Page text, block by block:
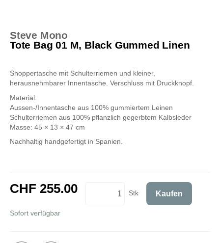
Steve Mono
Tote Bag 01 M, Black Gummed Linen
Shoppertasche mit Schulterriemen und kleiner,
herausnehmbarer Innentasche. Verschluss mit Druckknopf.
Material:
Aussen-/Innentasche aus 100% gummiertem Leinen
Schulterriemen aus 100% pflanzlich gegerbtem Kalbsleder
Masse: 45 × 13 × 47 cm
Nachhaltig handgefertigt in Spanien.
CHF 255.00
Sofort verfügbar
Stk Kaufen